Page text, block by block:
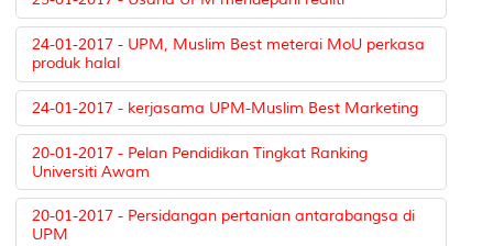
24-01-2017 - UPM, Muslim Best meterai MoU perkasa
produk halal
24-01-2017 - kerjasama UPM-Muslim Best Marketing
20-01-2017 - Pelan Pendidikan Tingkat Ranking
Universiti Awam
20-01-2017 - Persidangan pertanian antarabangsa di
UPM